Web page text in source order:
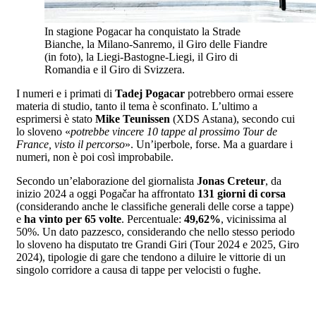
In stagione Pogacar ha conquistato la Strade
Bianche, la Milano-Sanremo, il Giro delle Fiandre
(in foto), la Liegi-Bastogne-Liegi, il Giro di
Romandia e il Giro di Svizzera.
I numeri e i primati di Tadej Pogacar potrebbero ormai essere
materia di studio, tanto il tema è sconfinato. L’ultimo a
esprimersi è stato Mike Teunissen (XDS Astana), secondo cui
lo sloveno «potrebbe vincere 10 tappe al prossimo Tour de
France, visto il percorso». Un’iperbole, forse. Ma a guardare i
numeri, non è poi così improbabile.
Secondo un’elaborazione del giornalista Jonas Creteur, da
inizio 2024 a oggi Pogačar ha affrontato 131 giorni di corsa
(considerando anche le classifiche generali delle corse a tappe)
e ha vinto per 65 volte. Percentuale: 49,62%, vicinissima al
50%. Un dato pazzesco, considerando che nello stesso periodo
lo sloveno ha disputato tre Grandi Giri (Tour 2024 e 2025, Giro
2024), tipologie di gare che tendono a diluire le vittorie di un
singolo corridore a causa di tappe per velocisti o fughe.